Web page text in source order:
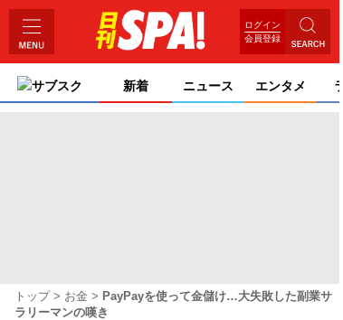
ログイン
会員登録
サブスク 新着 ニュース エンタメ
トップ お金
PayPayを使って金儲け…大失敗した副業サ
ラリーマンの嘆き